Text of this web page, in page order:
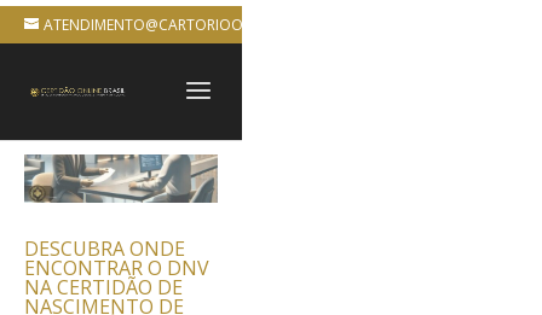
ATENDIMENTO@CARTORIOONLINEBRASIL.COM.BR
DESCUBRA ONDE
ENCONTRAR O DNV
NA CERTIDÃO DE
NASCIMENTO DE